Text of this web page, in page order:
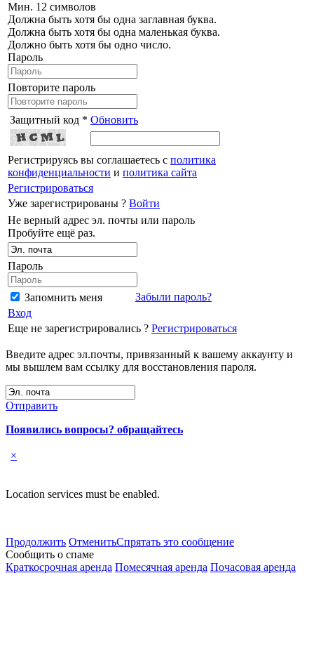
Мин. 12 символов
Должна быть хотя бы одна заглавная буква.
Должна быть хотя бы одна маленькая буква.
Должно быть хотя бы одно число.
Пароль
Повторите пароль
Защитный код * Обновить
Регистрируясь вы соглашаетесь с политика
конфиденциальности и политика сайта
Регистрироваться
Уже зарегистрированы ? Войти
Не верный адрес эл. почты или пароль
Пробуйте ещё раз.
Пароль
Запомнить меня
Забыли пароль?
Вход
Еще не зарегистрировались ? Регистрироваться
Введите адрес эл.почты, привязанный к вашему аккаунту и
мы вышлем вам ссылку для восстановления пароля.
Отправить
Появились вопросы? обращайтесь
×
Location services must be enabled.
Продолжить ОтменитьСпрятать это сообщение
Сообщить о спаме
Краткосрочная аренда Помесячная аренда Почасовая аренда